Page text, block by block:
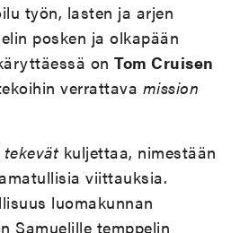
työn, lasten ja arjen
posken ja olkapään
onTom Cruisen
verrattava mission
kuljettaa, nimestään
viittauksia.
luomakunnan
Samuelille temppelin